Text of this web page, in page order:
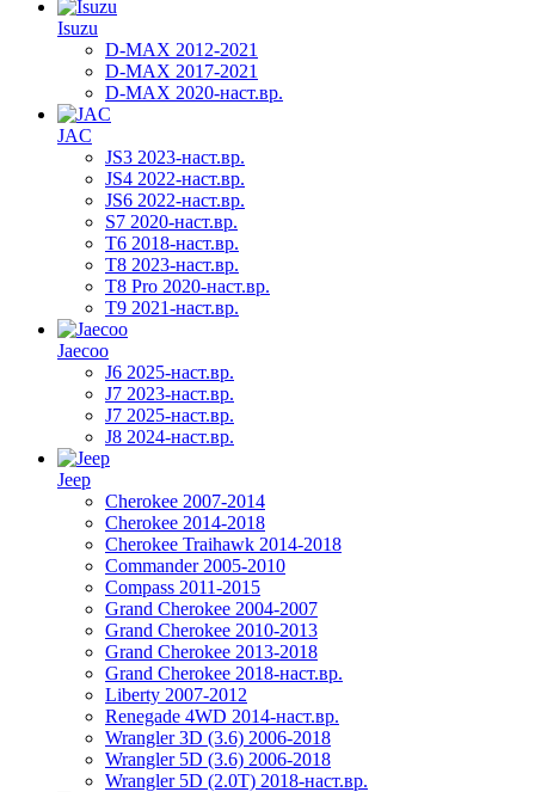
Isuzu
D-MAX 2012-2021
D-MAX 2017-2021
D-MAX 2020-наст.вр.
JAC
JS3 2023-наст.вр.
JS4 2022-наст.вр.
JS6 2022-наст.вр.
S7 2020-наст.вр.
T6 2018-наст.вр.
T8 2023-наст.вр.
T8 Pro 2020-наст.вр.
T9 2021-наст.вр.
Jaecoo
J6 2025-наст.вр.
J7 2023-наст.вр.
J7 2025-наст.вр.
J8 2024-наст.вр.
Jeep
Cherokee 2007-2014
Cherokee 2014-2018
Cherokee Traihawk 2014-2018
Commander 2005-2010
Compass 2011-2015
Grand Cherokee 2004-2007
Grand Cherokee 2010-2013
Grand Cherokee 2013-2018
Grand Cherokee 2018-наст.вр.
Liberty 2007-2012
Renegade 4WD 2014-наст.вр.
Wrangler 3D (3.6) 2006-2018
Wrangler 5D (3.6) 2006-2018
Wrangler 5D (2.0T) 2018-наст.вр.